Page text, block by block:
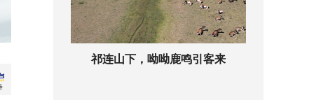
祁连山下，呦呦鹿鸣引客来